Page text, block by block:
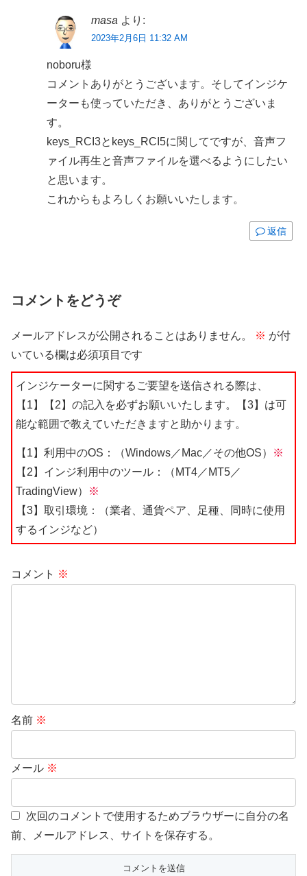
masa より:
2023年2月6日 11:32 AM
noboru様
コメントありがとうございます。そしてインジケ
ーターも使っていただき、ありがとうございま
す。
keys_RCI3とkeys_RCI5に関してですが、音声フ
ァイル再生と音声ファイルを選べるようにしたい
と思います。
これからもよろしくお願いいたします。
返信
コメントをどうぞ
メールアドレスが公開されることはありません。 ※ が付
いている欄は必須項目です
インジケーターに関するご要望を送信される際は、
【1】【2】の記入を必ずお願いいたします。【3】は可
能な範囲で教えていただきますと助かります。
【1】利用中のOS：（Windows／Mac／その他OS）
※
【2】インジ利用中のツール：（MT4／MT5／
TradingView）
※
【3】取引環境：（業者、通貨ペア、足種、同時に使用
するインジなど）
コメント ※
名前 ※
メール ※
次回のコメントで使用するためブラウザーに自分の名
前、メールアドレス、サイトを保存する。